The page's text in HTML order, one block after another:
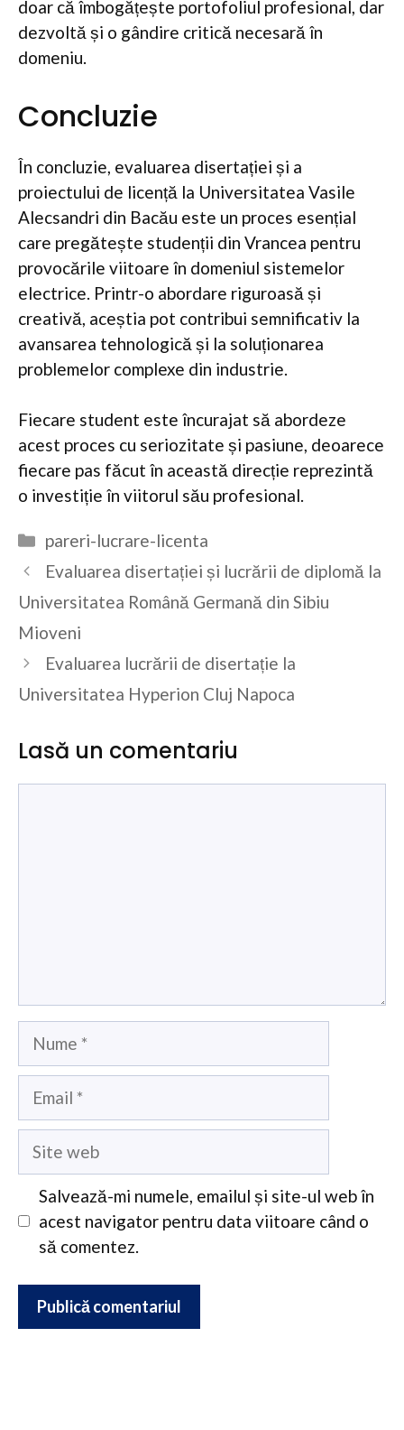
doar că îmbogățește portofoliul profesional, dar
dezvoltă și o gândire critică necesară în
domeniu.
Concluzie
În concluzie, evaluarea disertației și a
proiectului de licență la Universitatea Vasile
Alecsandri din Bacău este un proces esențial
care pregătește studenții din Vrancea pentru
provocările viitoare în domeniul sistemelor
electrice. Printr-o abordare riguroasă și
creativă, aceștia pot contribui semnificativ la
avansarea tehnologică și la soluționarea
problemelor complexe din industrie.
Fiecare student este încurajat să abordeze
acest proces cu seriozitate și pasiune, deoarece
fiecare pas făcut în această direcție reprezintă
o investiție în viitorul său profesional.
Categorii
pareri-lucrare-licenta
Evaluarea disertației și lucrării de diplomă la
Universitatea Română Germană din Sibiu
Mioveni
Evaluarea lucrării de disertație la
Universitatea Hyperion Cluj Napoca
Lasă un comentariu
web
Salvează-mi numele, emailul și site-ul web în
acest navigator pentru data viitoare când o
să comentez.